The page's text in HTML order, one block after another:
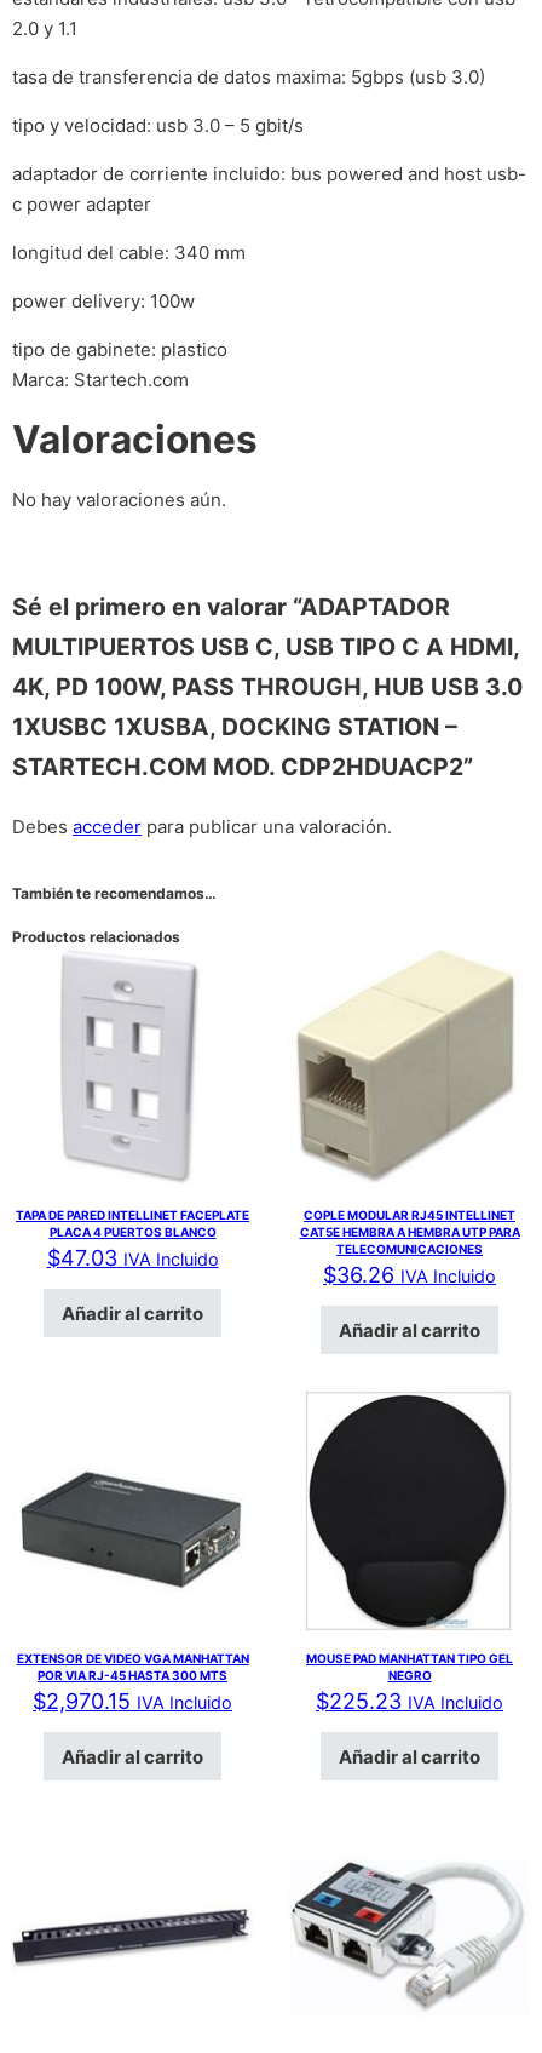
2.0 y 1.1
tasa de transferencia de datos maxima: 5gbps (usb 3.0)
tipo y velocidad: usb 3.0 – 5 gbit/s
adaptador de corriente incluido: bus powered and host usb-
c power adapter
longitud del cable: 340 mm
power delivery: 100w
tipo de gabinete: plastico
Marca: Startech.com
Valoraciones
No hay valoraciones aún.
Sé el primero en valorar “ADAPTADOR
MULTIPUERTOS USB C, USB TIPO C A HDMI,
4K, PD 100W, PASS THROUGH, HUB USB 3.0
1XUSBC 1XUSBA, DOCKING STATION –
STARTECH.COM MOD. CDP2HDUACP2”
Debes acceder para publicar una valoración.
También te recomendamos…
Productos relacionados
TAPA DE PARED INTELLINET FACEPLATE
PLACA 4 PUERTOS BLANCO
$47.03 IVA Incluido
Añadir al carrito
COPLE MODULAR RJ45 INTELLINET
CAT5E HEMBRA A HEMBRA UTP PARA
TELECOMUNICACIONES
$36.26 IVA Incluido
Añadir al carrito
EXTENSOR DE VIDEO VGA MANHATTAN
POR VIA RJ-45 HASTA 300 MTS
$2,970.15 IVA Incluido
Añadir al carrito
MOUSE PAD MANHATTAN TIPO GEL
NEGRO
$225.23 IVA Incluido
Añadir al carrito